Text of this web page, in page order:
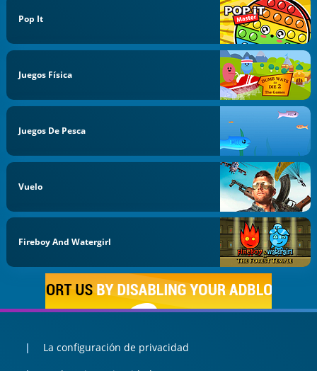
Pop It
Juegos Física
Juegos De Pesca
Vuelo
Fireboy And Watergirl
La configuración de privacidad